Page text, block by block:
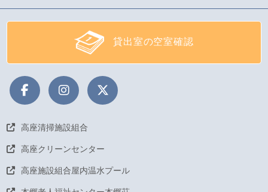
貸出室の空室確認
高座清掃施設組合
高座クリーンセンター
高座施設組合屋内温水プール